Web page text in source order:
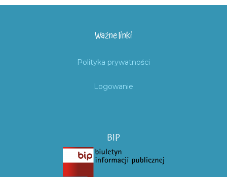
Ważne linki
Polityka prywatności
Logowanie
BIP